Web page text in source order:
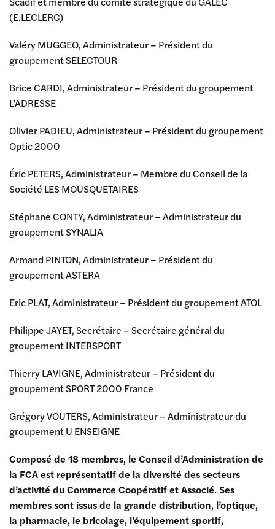
(E.LECLERC)
Valéry MUGGEO, Administrateur – Président du
groupement SELECTOUR
Brice CARDI, Administrateur – Président du groupement
L’ADRESSE
Olivier PADIEU, Administrateur – Président du groupement
Optic 2000
Éric PETERS, Administrateur – Membre du Conseil de la
Société LES MOUSQUETAIRES
Stéphane CONTY, Administrateur – Administrateur du
groupement SYNALIA
Armand PINTON, Administrateur – Président du
groupement ASTERA
Eric PLAT, Administrateur – Président du groupement ATOL
Philippe JAYET, Secrétaire – Secrétaire général du
groupement INTERSPORT
Thierry LAVIGNE, Administrateur – Président du
groupement SPORT 2000 France
Grégory VOUTERS, Administrateur – Administrateur du
groupement U ENSEIGNE
Composé de 18 membres, le Conseil d’Administration de
la FCA est représentatif de la diversité des secteurs
d’activité du Commerce Coopératif et Associé. Ses
membres sont issus de la grande distribution, l’optique,
la pharmacie, le bricolage, l’équipement sportif,